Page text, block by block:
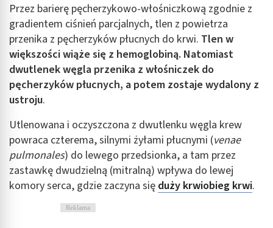
Przez barierę pęcherzykowo-włośniczkową zgodnie z
gradientem ciśnień parcjalnych, tlen z powietrza
przenika z pęcherzyków płucnych do krwi. Tlen w
większości wiąże się z hemoglobiną. Natomiast
dwutlenek węgla przenika z włośniczek do
pęcherzyków płucnych, a potem zostaje wydalony z
ustroju.
Utlenowana i oczyszczona z dwutlenku węgla krew
powraca czterema, silnymi żyłami płucnymi (venae
pulmonales) do lewego przedsionka, a tam przez
zastawkę dwudzielną (mitralną) wpływa do lewej
komory serca, gdzie zaczyna się duży krwiobieg krwi.
Reklama